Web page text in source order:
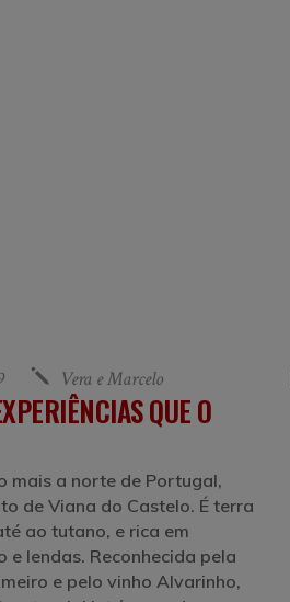
Vera e Marcelo
QUE O
mais a norte de Portugal,
de Viana do Castelo. É terra
ao tutano, e rica em
lendas. Reconhecida pela
e pelo vinho Alvarinho,